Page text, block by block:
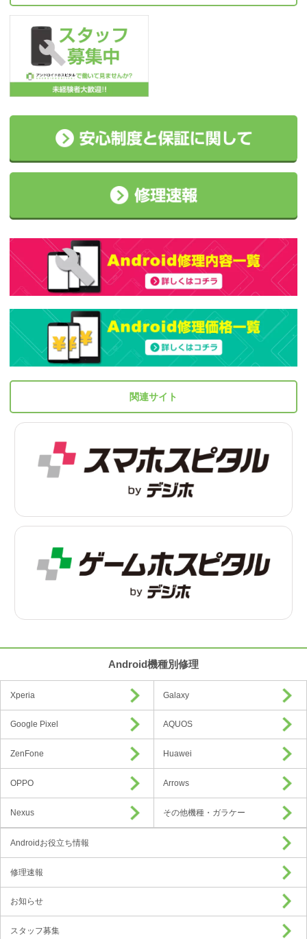
関連サイト
Android機種別修理
Xperia Galaxy
Google Pixel AQUOS
ZenFone Huawei
OPPO Arrows
Nexus その他機種・ガラケー
Androidお役立ち情報
修理速報
お知らせ
スタッフ募集